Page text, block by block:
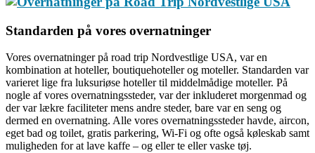
Standarden på vores overnatninger
Vores overnatninger på road trip Nordvestlige USA, var en
kombination at hoteller, boutiquehoteller og moteller. Standarden var
varieret lige fra luksuriøse hoteller til middelmådige moteller. På
nogle af vores overnatningssteder, var der inkluderet morgenmad og
der var lækre faciliteter mens andre steder, bare var en seng og
dermed en overnatning. Alle vores overnatningssteder havde, aircon,
eget bad og toilet, gratis parkering, Wi-Fi og ofte også køleskab samt
muligheden for at lave kaffe – og eller te eller vaske tøj.